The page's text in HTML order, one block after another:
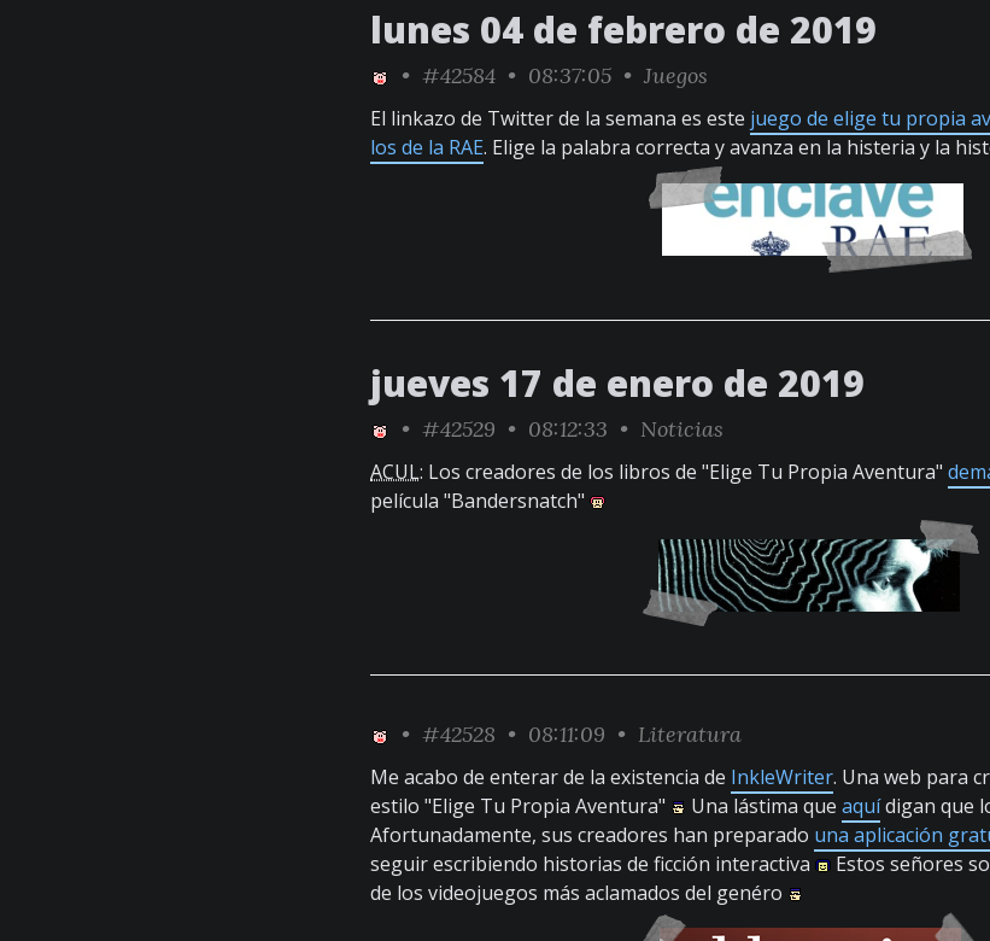
lunes 04 de febrero de 2019
• #42584 • 08:37:05 • Juegos
El linkazo de Twitter de la semana es este juego de elige tu propia
los de la RAE. Elige la palabra correcta y avanza en la histeria y la
jueves 17 de enero de 2019
• #42529 • 08:12:33 • Noticias
ACUL: Los creadores de los libros de "Elige Tu Propia Aventura"
película "Bandersnatch"
• #42528 • 08:11:09 • Literatura
Me acabo de enterar de la existencia de InkleWriter. Una web para
estilo "Elige Tu Propia Aventura"
Una lástima que aquídigan que
Afortunadamente, sus creadores han preparado una aplicación
seguir escribiendo historias de ficción interactiva
Estos señores
de los videojuegos más aclamados del genéro